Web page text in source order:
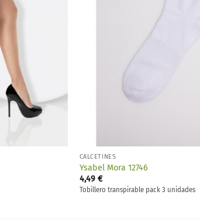
CALCETINES
Ysabel Mora 12746
4,49 €
Tobillero transpirable pack 3 unidades